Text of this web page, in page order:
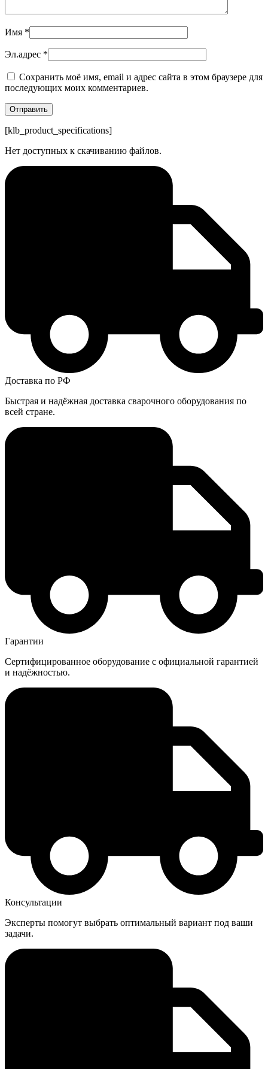
Имя *
Эл.адрес *
Сохранить моё имя, email и адрес сайта в этом браузере для
последующих моих комментариев.
[klb_product_specifications]
Нет доступных к скачиванию файлов.
Доставка по РФ
Быстрая и надёжная доставка сварочного оборудования по
всей стране.
Гарантии
Сертифицированное оборудование с официальной гарантией
и надёжностью.
Консультации
Эксперты помогут выбрать оптимальный вариант под ваши
задачи.